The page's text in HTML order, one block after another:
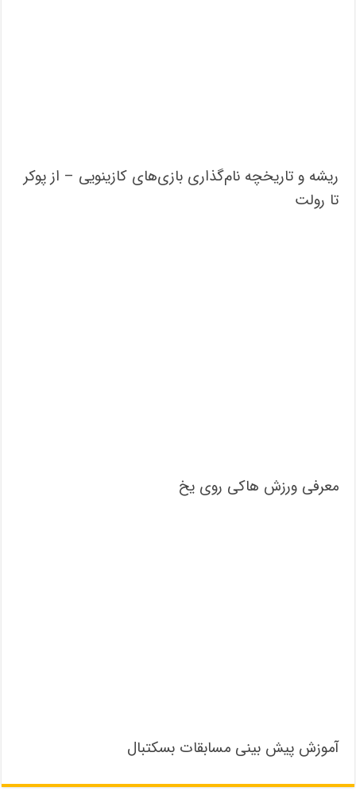
ریشه و تاریخچه نام‌گذاری بازی‌های کازینویی – از پوکر
تا رولت
معرفی ورزش هاکی روی یخ
آموزش پیش بینی مسابقات بسکتبال